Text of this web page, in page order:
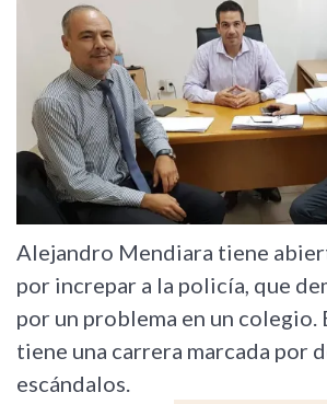
Alejandro Mendiara tiene
por increpar a la policía, que
por un problema en un
tiene una carrera marcada por
escándalos.